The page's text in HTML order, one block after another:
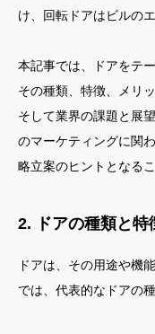
け、回転ドアはビルの
本記事では、ドアをテ
その種類、特徴、メリ
そして業界の課題と展
のマーケティングに関
略立案のヒントとなる
2. ドアの種類と特
ドアは、その用途や機
では、代表的なドアの